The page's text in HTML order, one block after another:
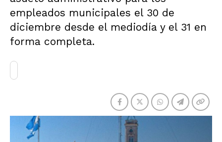
empleados municipales el 30 de
diciembre desde el mediodía y el 31 en
forma completa.